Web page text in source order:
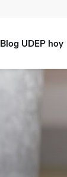
Blog UDEP hoy